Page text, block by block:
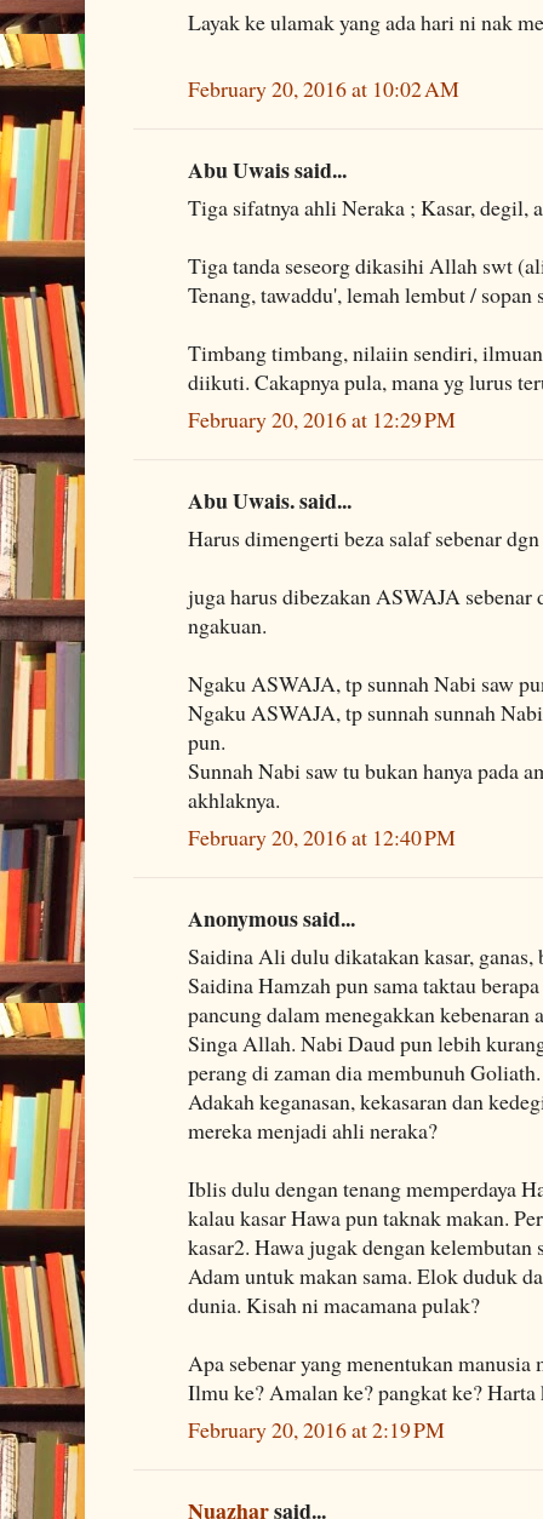
Layak ke ulamak yang ada hari ni nak
February 20, 2016 at 10:02 AM
Abu Uwais said...
Tiga sifatnya ahli Neraka ; Kasar, degil,
Tiga tanda seseorg dikasihi Allah swt
Tenang, tawaddu', lemah lembut / sopan
Timbang timbang, nilaiin sendiri,
diikuti. Cakapnya pula, mana yg lurus
February 20, 2016 at 12:29 PM
Abu Uwais. said...
Harus dimengerti beza salaf sebenar
juga harus dibezakan ASWAJA
ngakuan.
Ngaku ASWAJA, tp sunnah Nabi saw
Ngaku ASWAJA, tp sunnah sunnah
pun.
Sunnah Nabi saw tu bukan hanya pada
akhlaknya.
February 20, 2016 at 12:40 PM
Anonymous said...
Saidina Ali dulu dikatakan kasar, ganas,
Saidina Hamzah pun sama taktau
pancung dalam menegakkan kebenaran
Singa Allah. Nabi Daud pun lebih
perang di zaman dia membunuh Goliath.
Adakah keganasan, kekasaran dan
mereka menjadi ahli neraka?
Iblis dulu dengan tenang memperdaya
kalau kasar Hawa pun taknak makan.
kasar2. Hawa jugak dengan kelembutan
Adam untuk makan sama. Elok duduk
dunia. Kisah ni macamana pulak?
Apa sebenar yang menentukan manusia
Ilmu ke? Amalan ke? pangkat ke?
February 20, 2016 at 2:19 PM
Nuazharsaid...